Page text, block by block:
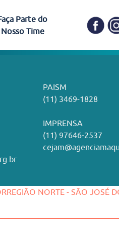
Humanizada Comitê
Itapevi
Pariquera-Açu
Santos
em
social e
pelo CEJAM e
PAISM
(11) 3469-1828
IMPRENSA
(11) 97646‑2537
Parte do
Nosso Time
visão e
NORTE - SÃO JOSÉ